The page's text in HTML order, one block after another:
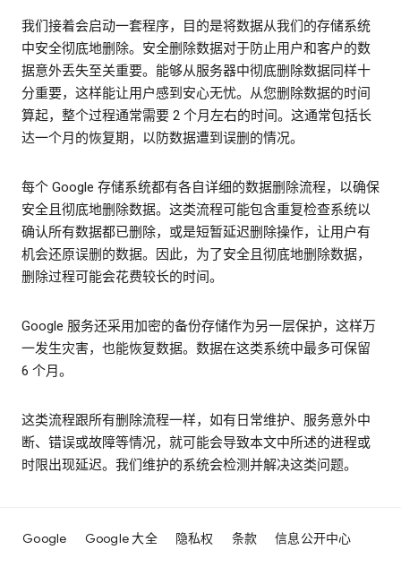
我们接着会启动一套程序，目的是将数据从我们的存储系统
中安全彻底地删除。安全删除数据对于防止用户和客户的数
据意外丢失至关重要。能够从服务器中彻底删除数据同样十
分重要，这样能让用户感到安心无忧。从您删除数据的时间
算起，整个过程通常需要 2 个月左右的时间。这通常包括长
达一个月的恢复期，以防数据遭到误删的情况。
每个 Google 存储系统都有各自详细的数据删除流程，以确保
安全且彻底地删除数据。这类流程可能包含重复检查系统以
确认所有数据都已删除，或是短暂延迟删除操作，让用户有
机会还原误删的数据。因此，为了安全且彻底地删除数据，
删除过程可能会花费较长的时间。
Google 服务还采用加密的备份存储作为另一层保护，这样万
一发生灾害，也能恢复数据。数据在这类系统中最多可保留
6 个月。
这类流程跟所有删除流程一样，如有日常维护、服务意外中
断、错误或故障等情况，就可能会导致本文中所述的进程或
时限出现延迟。我们维护的系统会检测并解决这类问题。
Google Google 大全 隐私权 条款 信息公开中心